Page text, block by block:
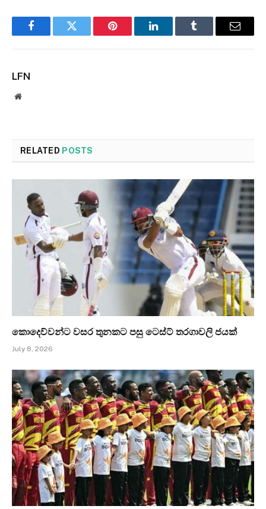
FacebookTwitter Pinterest LinkedInTumblr Email
LFN
Website
RELATED POSTS
කොදෙව්වන්ට වසර තුනකට පසු ටෙස්ට් තරගාවලි ජයක්
July 8, 2026